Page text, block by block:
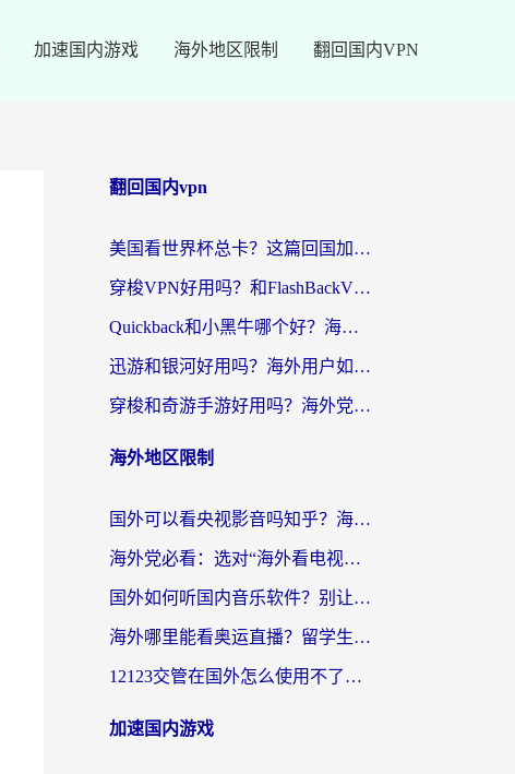
加速国内游戏 海外地区限制 翻回国内VPN
翻回国内vpn
美国看世界杯总卡？这篇回国加速器指南帮你无缝刷国内资源（附苹果手机VPN设置步骤）
穿梭VPN好用吗？和FlashBackVPN对比哪个回国效果更好？
Quickback和小黑牛哪个好？海外党亲测指南，选对回国加速器秒回国内
迅游和银河好用吗？海外用户如何选择回国加速器实现无缝访问国内资源
穿梭和奇游手游好用吗？海外党亲测3款回国加速器，附蜜蜂加速器七天试用攻略
海外地区限制
国外可以看央视影音吗知乎？海外党亲测有效的回国加速方案
海外党必看：选对“海外看电视剧软件”，再也不用愁国内剧刷不了
国外如何听国内音乐软件？别让地域限制，断了你的中文歌单
海外哪里能看奥运直播？留学生&海外华人必看的体育赛事观赛终极指南
12123交管在国外怎么使用不了？海外华人必看的无缝访问国内资源指南
加速国内游戏